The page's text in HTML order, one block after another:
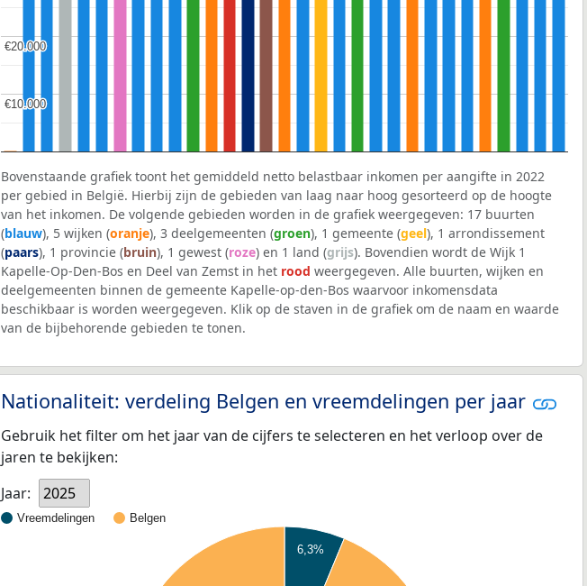
€10.000
€10.000
€20.000
€20.000
Bovenstaande grafiek toont het gemiddeld netto belastbaar inkomen per aangifte in 2022
per gebied in België. Hierbij zijn de gebieden van laag naar hoog gesorteerd op de hoogte
van het inkomen. De volgende gebieden worden in de grafiek weergegeven: 17 buurten
(blauw), 5 wijken (oranje), 3 deelgemeenten (groen), 1 gemeente (geel), 1 arrondissement
(paars), 1 provincie (bruin), 1 gewest (roze) en 1 land (grijs). Bovendien wordt de Wijk 1
Kapelle-Op-Den-Bos en Deel van Zemst in het rood weergegeven. Alle buurten, wijken en
deelgemeenten binnen de gemeente Kapelle-op-den-Bos waarvoor inkomensdata
beschikbaar is worden weergegeven. Klik op de staven in de grafiek om de naam en waarde
van de bijbehorende gebieden te tonen.
Nationaliteit: verdeling Belgen en vreemdelingen per jaar
Gebruik het filter om het jaar van de cijfers te selecteren en het verloop over de
jaren te bekijken:
Jaar:
2025
Vreemdelingen Belgen
6,3%